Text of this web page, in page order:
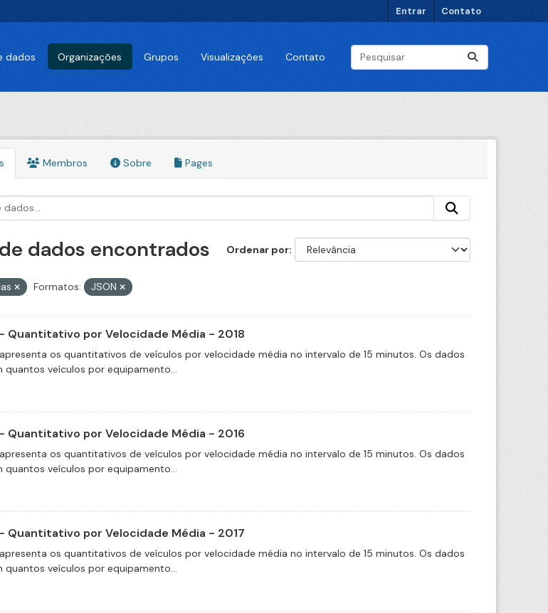
Entrar Contato
dados Organizações Grupos Visualizações Contato
Membros Sobre Pages
Ordenar por
dados encontrados
Formatos: JSON
Quantitativo por Velocidade Média - 2018
os quantitativos de veículos por velocidade média no intervalo de 15 minutos. Os dados
quantos veículos por equipamento...
Quantitativo por Velocidade Média - 2016
os quantitativos de veículos por velocidade média no intervalo de 15 minutos. Os dados
quantos veículos por equipamento...
Quantitativo por Velocidade Média - 2017
os quantitativos de veículos por velocidade média no intervalo de 15 minutos. Os dados
quantos veículos por equipamento...